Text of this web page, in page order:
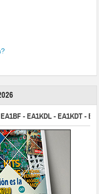
- EA1KDL - EA1KDT -